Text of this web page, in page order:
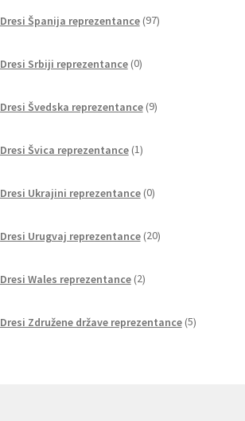
Dresi Španija reprezentance 97izdelkov
Dresi Srbiji reprezentance 0izdelkov
Dresi Švedska reprezentance 9izdelkov
Dresi Švica reprezentance 1izdelek
Dresi Ukrajini reprezentance 0izdelkov
Dresi Urugvaj reprezentance 20izdelkov
Dresi Wales reprezentance 2izdelka
Dresi Združene države reprezentance 5izdelkov